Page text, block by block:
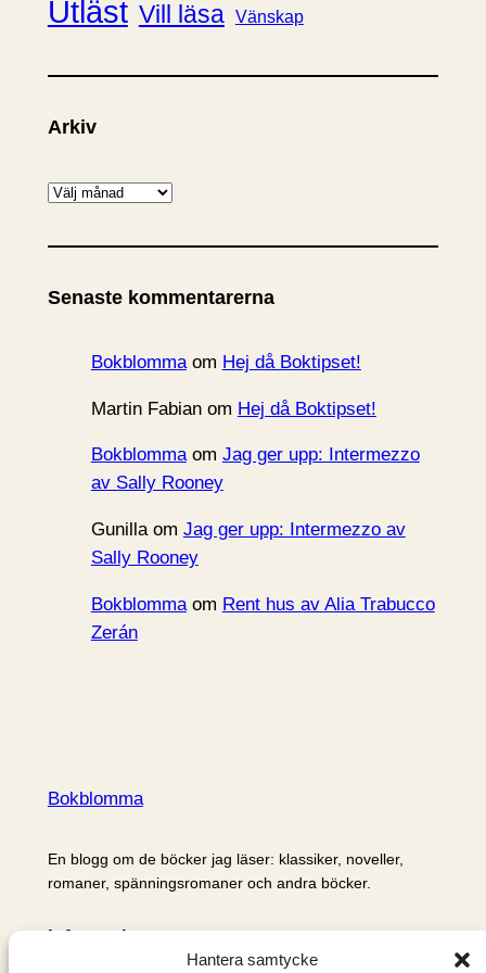
Hantera samtycke
Utläst Vill läsa Vänskap
Arkiv
A
k
v
Senaste kommentarerna
Bokblommaom Hej då Boktipset!
Martin Fabianom Hej då Boktipset!
Bokblommaom Jag ger upp: Intermezzo
av Sally Rooney
Gunillaom Jag ger upp: Intermezzo av
Sally Rooney
Bokblommaom Rent hus av Alia Trabucco
Zerán
Bokblomma
En blogg om de böcker jag läser: klassiker, noveller,
romaner, spänningsromaner och andra böcker.
Information